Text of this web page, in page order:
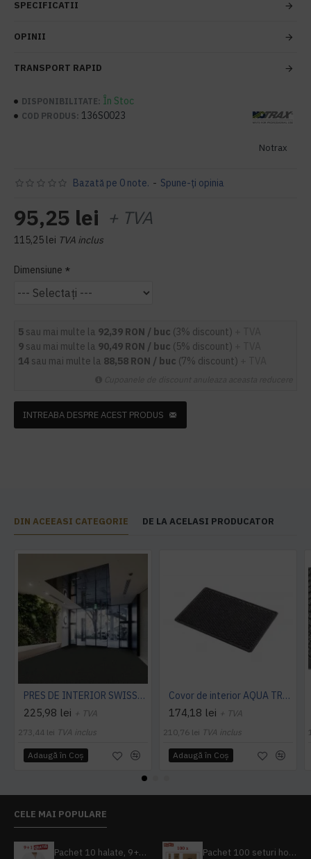
SPECIFICATII
OPINII
TRANSPORT RAPID
DISPONIBILITATE: În Stoc
COD PRODUS: 136S0023
Notrax
Bazată pe 0 note. - Spune-ţi opinia
95,25 lei + TVA
115,25 lei TVA inclus
Dimensiune
5 sau mai multe la 92,39 RON / buc (3% discount)
9 sau mai multe la 90,49 RON / buc (5% discount)
14 sau mai multe la 88,58 RON / buc (7% discount)
INTREABA DESPRE ACEST PRODUS
DIN ACEEASI CATEGORIE DE LA ACELASI PRODUCATOR
PRES DE INTERIOR SWISSLON CLASSIC, NOTRAX
225,98 lei + TVA
273,44 lei TVA inclus
Adaugă în Coş
Covor de interior AQUA TRAP
174,18 lei + TVA
210,76 lei TVA inclus
Adaugă în Coş
CELE MAI POPULARE
Pachet 10 halate, 9+1 gratuit Pachet 100 seturi hoteliere, set dentar, set barbierit, casca de dus, pila unghii, set cusut